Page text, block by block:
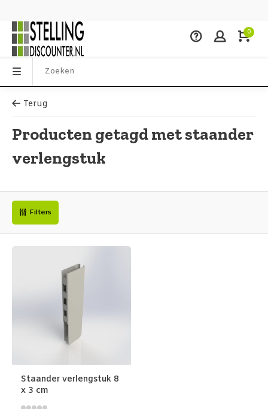
0
Terug
Producten getagd met staander
verlengstuk
Filters
Staander verlengstuk 8
x 3 cm